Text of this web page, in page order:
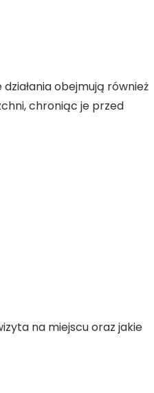
obejmują również
chroniąc je przed
na miejscu oraz jakie